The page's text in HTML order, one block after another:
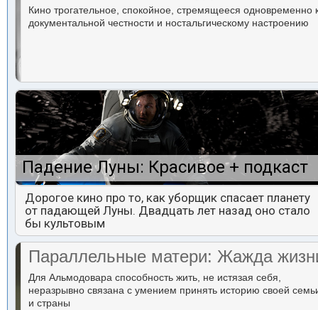
Кино трогательное, спокойное, стремящееся одновременно
документальной честности и ностальгическому настроению
Падение Луны: Красивое + подкаст
Дорогое кино про то, как уборщик спасает планету
от падающей Луны. Двадцать лет назад оно стало
бы культовым
Параллельные матери: Жажда
Для Альмодовара способность жить, не истязая себя,
неразрывно связана с умением принять историю своей
и страны